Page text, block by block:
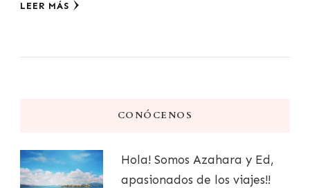
LEER MÁS
CONÓCENOS
Hola! Somos Azahara y Ed,
apasionados de los viajes!!